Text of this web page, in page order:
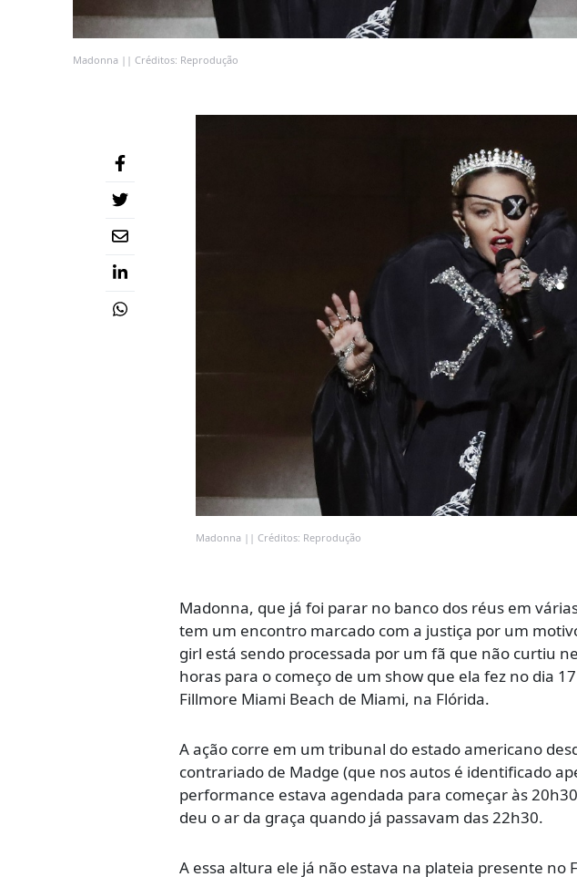
Madonna || Créditos: Reprodução
Madonna || Créditos: Reprodução
Madonna, que já foi parar no banco dos réus em
tem um encontro marcado com a justiça por um
girl está sendo processada por um fã que não curtiu
horas para o começo de um show que ela fez no dia
Fillmore Miami Beach de Miami, na Flórida.
A ação corre em um tribunal do estado americano
contrariado de Madge (que nos autos é identificado
performance estava agendada para começar às
deu o ar da graça quando já passavam das 22h30.
A essa altura ele já não estava na plateia presente no